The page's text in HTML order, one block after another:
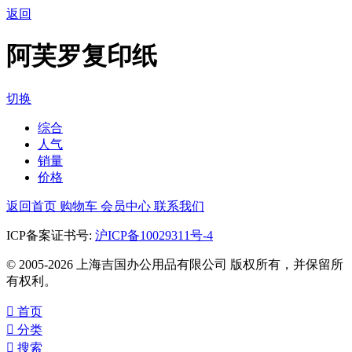
返回
阿芙罗复印纸
切换
综合
人气
销量
价格
返回首页 购物车 会员中心 联系我们
ICP备案证书号: 沪ICP备10029311号-4
© 2005-2026 上海吉国办公用品有限公司 版权所有，并保留所
有权利。
 首页
 分类
 搜索